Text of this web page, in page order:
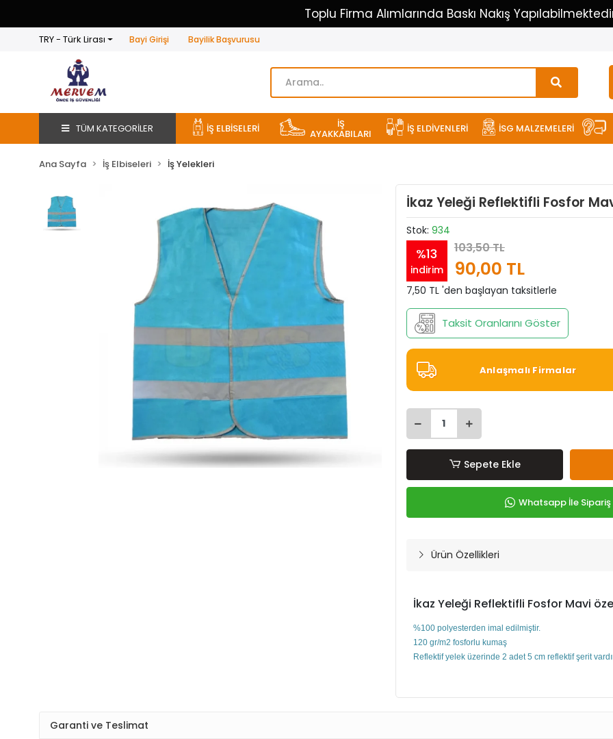
Toplu Firma Alımlarında Baskı Nakış
TRY - Türk Lirası Bayi Girişi Bayilik Başvurusu
TÜM KATEGORİLER İŞ ELBİSELERİ İŞ
AYAKKABILARI İŞ ELDİVENLERİ İSG MALZEMELERİ
Ana Sayfa İş Elbiseleri İş Yelekleri
İkaz Yeleği Reflektifli Fosfor
Stok: 934
%13
indirim
103,50 TL
90,00 TL
7,50 TL 'den başlayan taksitlerle
Taksit Oranlarını Göster
Anlaşmalı Firmalar
Sepete Ekle
Whatsapp İle Sipariş
Ürün Özellikleri
İkaz Yeleği Reflektifli Fosfor Mavi
%100 polyesterden imal edilmiştir.
120 gr/m2 fosforlu kumaş
Reflektif yelek üzerinde 2 adet 5 cm reflektif şerit
Garanti ve Teslimat